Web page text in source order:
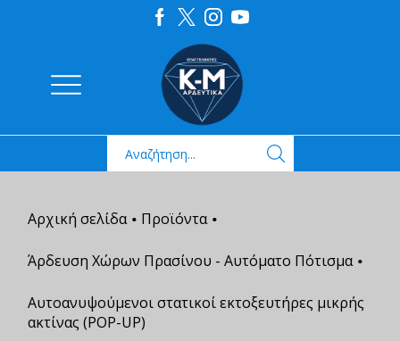
Αρχική σελίδα • Προϊόντα •
Άρδευση Χώρων Πρασίνου - Αυτόματο Πότισμα •
Αυτοανυψούμενοι στατικοί εκτοξευτήρες μικρής
ακτίνας (POP-UP)